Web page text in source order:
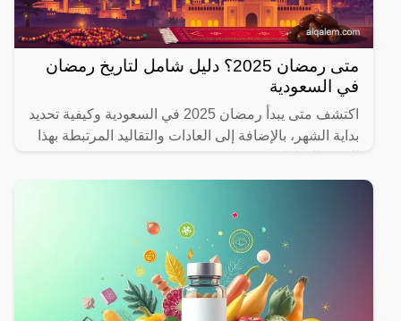
متى رمضان 2025؟ دليل شامل لتاريخ رمضان
في السعودية
اكتشف متى يبدأ رمضان 2025 في السعودية وكيفية تحديد
بداية الشهر، بالإضافة إلى العادات والتقاليد المرتبطة بهذا